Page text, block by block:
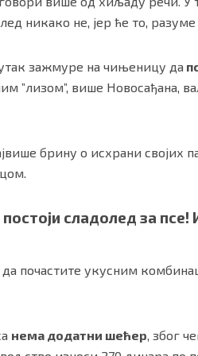
никако не, јер ће то,
зажмуре на чињеницу да
”лизом”, више Новосађана,
брину о исхрани својих
сладолед за псе!
почастите укусним
нема додатни шећер, због